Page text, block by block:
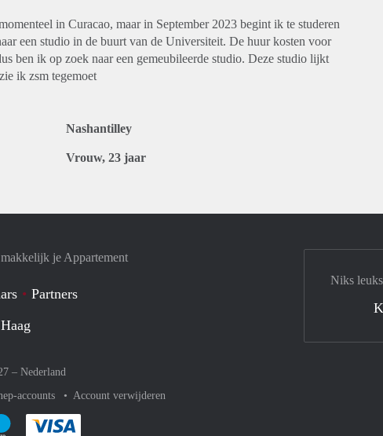
in Curacao, maar in September 2023 begint ik te studeren
een studio in de buurt van de Universiteit. De huur kosten voor
ben ik op zoek naar een gemeubileerde studio. Deze studio lijkt
ik zsm tegemoet
Nashantilley
Vrouw, 23 jaar
je Appartement
Partners
– Nederland
accounts Account verwijderen
af met Paypal
gemakkelijk af met Mastercard
Je rekent gemakkelijk af met Meastro
Niks